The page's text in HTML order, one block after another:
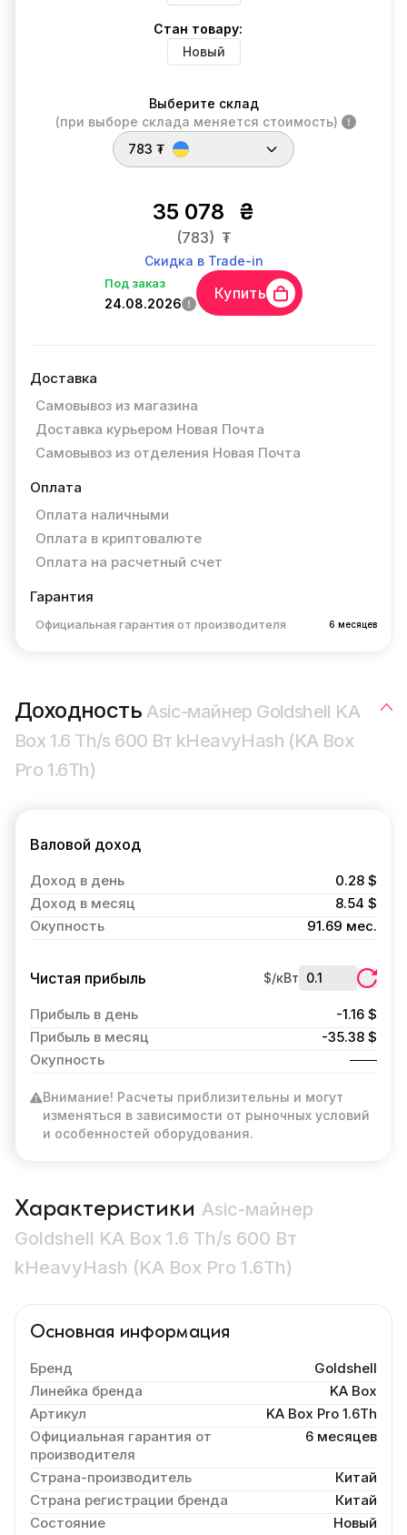
Стан товару:
Новый
Выберите склад
(при выборе склада меняется стоимость)
783 ₮
35 078 ₴
(783) ₮
Скидка в Trade-in
Под заказ
24.08.2026
Купить
Доставка
Самовывоз из магазина
Доставка курьером Новая Почта
Самовывоз из отделения Новая Почта
Оплата
Оплата наличными
Оплата в криптовалюте
Оплата на расчетный счет
Гарантия
Официальная гарантия от производителя 6 месяцев
ДоходностьAsic-майнер Goldshell KA
Box 1.6 Th/s 600 Вт kHeavyHash (KA Box
Pro 1.6Th)
Валовой доход
Доход в день
0.28 $
Доход в месяц
8.54 $
Окупность
91.69 мес.
Чистая прибыль $/кВт
Прибыль в день
-1.16 $
Прибыль в месяц
-35.38 $
Окупность
Внимание! Расчеты приблизительны и могут
изменяться в зависимости от рыночных условий
и особенностей оборудования.
Характеристики Asic-майнер
Goldshell KA Box 1.6 Th/s 600 Вт
kHeavyHash (KA Box Pro 1.6Th)
Основная информация
Бренд
Goldshell
Линейка бренда
KA Box
Артикул
KA Box Pro 1.6Th
Официальная гарантия от
производителя
6 месяцев
Страна-производитель
Китай
Страна регистрации бренда
Китай
Состояние
Новый